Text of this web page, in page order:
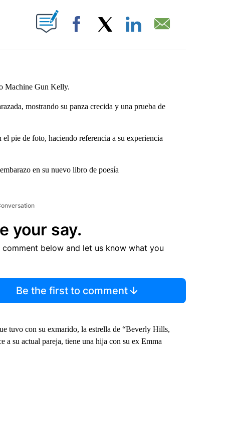
ABOUT NEW PAGES ON "".
Facebook
Machine Gun Kelly.
mostrando su panza crecida y una prueba de
pie de foto, haciendo referencia a su experiencia
en su nuevo libro de poesía
your say.
comment below and let us know what you
Be the first to comment
tuvo con su exmarido, la estrella de “Beverly Hills,
su actual pareja, tiene una hija con su ex Emma